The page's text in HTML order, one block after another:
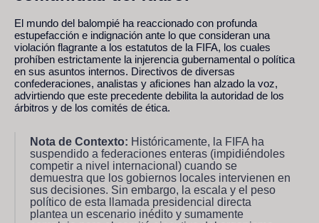
El mundo del balompié ha reaccionado con profunda
estupefacción e indignación ante lo que consideran una
violación flagrante a los estatutos de la FIFA, los cuales
prohíben estrictamente la injerencia gubernamental o política
en sus asuntos internos. Directivos de diversas
confederaciones, analistas y aficiones han alzado la voz,
advirtiendo que este precedente debilita la autoridad de los
árbitros y de los comités de ética.
Nota de Contexto: Históricamente, la FIFA ha
suspendido a federaciones enteras (impidiéndoles
competir a nivel internacional) cuando se
demuestra que los gobiernos locales intervienen en
sus decisiones. Sin embargo, la escala y el peso
político de esta llamada presidencial directa
plantea un escenario inédito y sumamente